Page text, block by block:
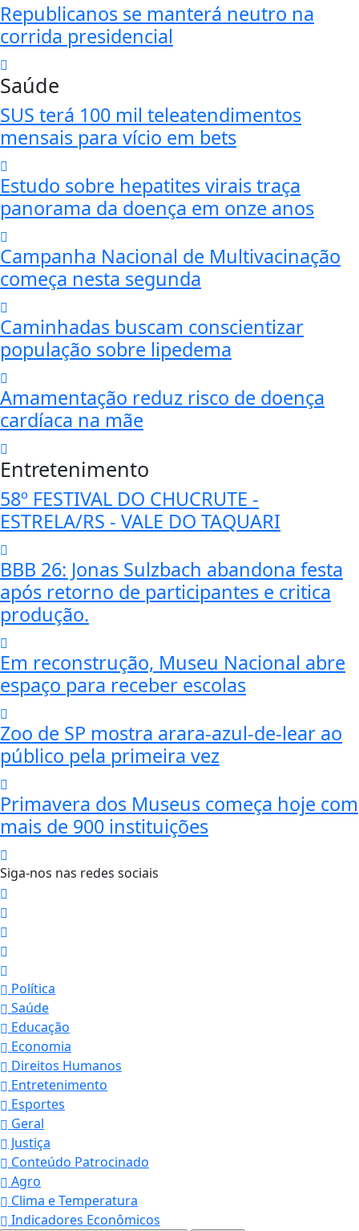
Republicanos se manterá neutro na
corrida presidencial
Saúde
SUS terá 100 mil teleatendimentos
mensais para vício em bets
Estudo sobre hepatites virais traça
panorama da doença em onze anos
Campanha Nacional de Multivacinação
começa nesta segunda
Caminhadas buscam conscientizar
população sobre lipedema
Amamentação reduz risco de doença
cardíaca na mãe
Entretenimento
58º FESTIVAL DO CHUCRUTE -
ESTRELA/RS - VALE DO TAQUARI
BBB 26: Jonas Sulzbach abandona festa
após retorno de participantes e critica
produção.
Em reconstrução, Museu Nacional abre
espaço para receber escolas
Zoo de SP mostra arara-azul-de-lear ao
público pela primeira vez
Primavera dos Museus começa hoje com
mais de 900 instituições
Siga-nos nas redes sociais
Política
Saúde
Educação
Economia
Direitos Humanos
Entretenimento
Esportes
Geral
Justiça
Conteúdo Patrocinado
Agro
Clima e Temperatura
Indicadores Econômicos